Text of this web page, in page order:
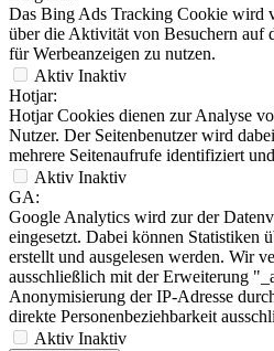
Aktiv Inaktiv
GA:
Google Analytics wird zur der
eingesetzt. Dabei können Statistiken
erstellt und ausgelesen werden. Wir
ausschließlich mit der Erweiterung
Anonymisierung der IP-Adresse
direkte Personenbeziehbarkeit
Aktiv Inaktiv
Marketing
Aktiv
Inaktiv
Marketing Cookies dienen dazu
zielgerichtet und individuell über
Browsersitzungen zu schalten.
AdSense: